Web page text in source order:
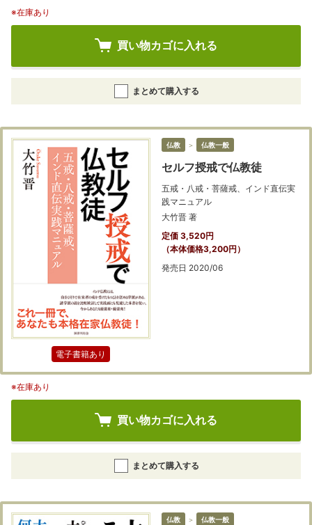
※在庫あり
買い物カゴに入れる
まとめて購入する
電子書籍あり
仏教 ＞ 仏教一般
セルフ授戒で仏教徒
五戒・八戒・菩薩戒、インド直伝実
践マニュアル
大竹晋 著
定価 3,520円
（本体価格3,200円）
発売日 2020/06
※在庫あり
買い物カゴに入れる
まとめて購入する
仏教 ＞ 仏教一般